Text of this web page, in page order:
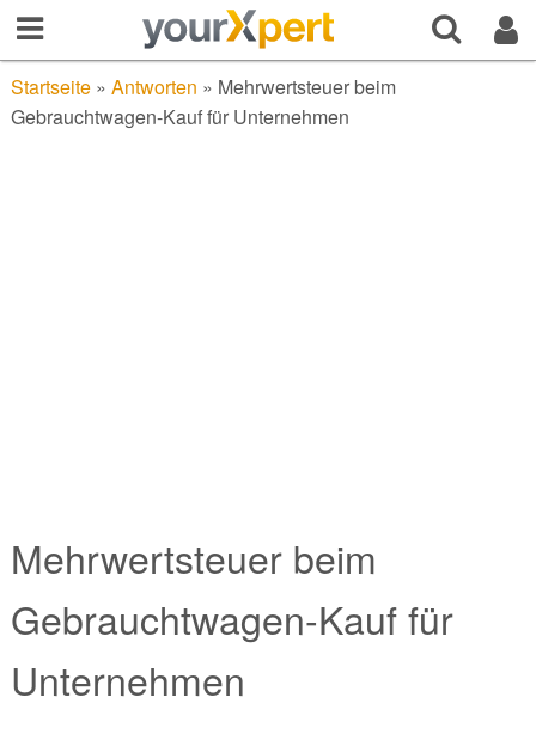
Startseite» Antworten » Mehrwertsteuer beim
Gebrauchtwagen-Kauf für Unternehmen
Mehrwertsteuer beim
Gebrauchtwagen-Kauf für
Unternehmen